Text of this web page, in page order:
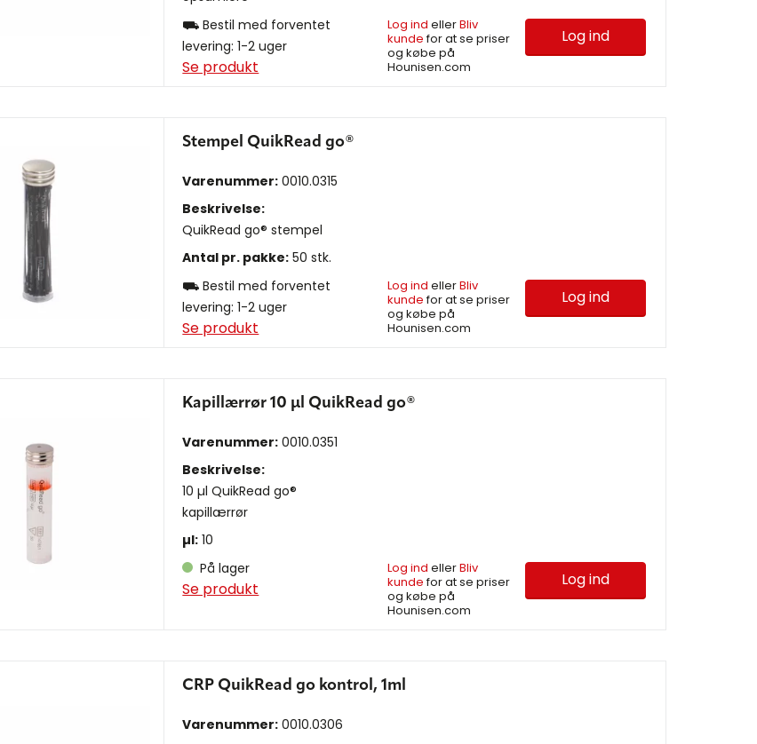
⛟ Bestil med forventet
levering: 1-2 uger
Se produkt
Log ind ellerBliv
kundefor at se priser
og købe på
Hounisen.com
Log ind
Stempel QuikRead go®
Varenummer: 0010.0315
Beskrivelse:
QuikRead go® stempel
Antal pr. pakke: 50 stk.
⛟ Bestil med forventet
levering: 1-2 uger
Se produkt
Log ind ellerBliv
kundefor at se priser
og købe på
Hounisen.com
Log ind
Kapillærrør 10 µl QuikRead go®
Varenummer: 0010.0351
Beskrivelse:
10 µl QuikRead go®
kapillærrør
µl: 10
På lager
Se produkt
Log ind ellerBliv
kundefor at se priser
og købe på
Hounisen.com
Log ind
CRP QuikRead go kontrol, 1ml
Varenummer: 0010.0306